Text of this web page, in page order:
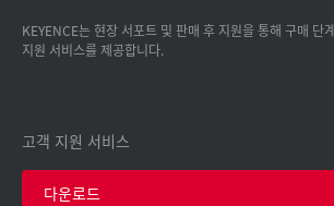
KEYENCE는 현장 서포트 및 판매 후 지원을 통해 구매 단
지원 서비스를 제공합니다.
고객 지원 서비스
다운로드